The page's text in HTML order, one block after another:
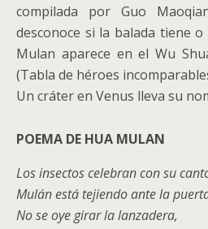
compilada por Guo
desconoce si la balada tiene
Mulan aparece en el Wu
(Tabla de héroes
Un cráter en Venus lleva su
POEMA DE HUA MULAN
Los insectos celebran con su
Mulán está tejiendo ante la
No se oye girar la lanzadera,